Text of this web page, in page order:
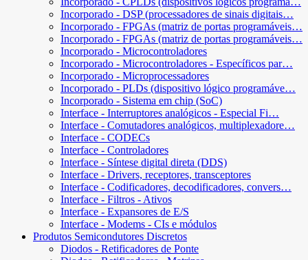
Incorporado - DSP (processadores de sinais digitais…
Incorporado - FPGAs (matriz de portas programáveis…
Incorporado - FPGAs (matriz de portas programáveis…
Incorporado - Microcontroladores
Incorporado - Microcontroladores - Específicos par…
Incorporado - Microprocessadores
Incorporado - PLDs (dispositivo lógico programáve…
Incorporado - Sistema em chip (SoC)
Interface - Interruptores analógicos - Especial Fi…
Interface - Comutadores analógicos, multiplexadore…
Interface - CODECs
Interface - Controladores
Interface - Síntese digital direta (DDS)
Interface - Drivers, receptores, transceptores
Interface - Codificadores, decodificadores, convers…
Interface - Filtros - Ativos
Interface - Expansores de E/S
Interface - Modems - CIs e módulos
Produtos Semicondutores Discretos
Diodos - Retificadores de Ponte